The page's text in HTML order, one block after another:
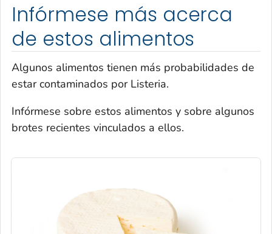
Infórmese más acerca
de estos alimentos
Algunos alimentos tienen más probabilidades de
estar contaminados por Listeria.
Infórmese sobre estos alimentos y sobre algunos
brotes recientes vinculados a ellos.